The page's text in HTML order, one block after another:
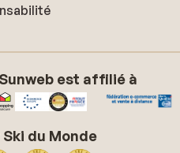
Sunweb est affilié à
du Monde